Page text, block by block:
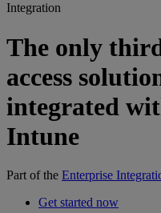
Integration
The only
access
integrated
Intune
Part of the Enterprise
Get started now